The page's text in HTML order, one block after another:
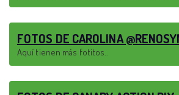
FOTOS DE CAROLINA
Aquí tienen más fotitos..